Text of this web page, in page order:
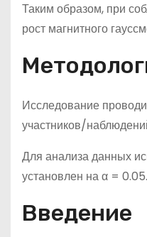
Таким образом, при
рост магнитного
Исследование
участников/
Для анализа данных
установлен на α = 0.05.
Введение